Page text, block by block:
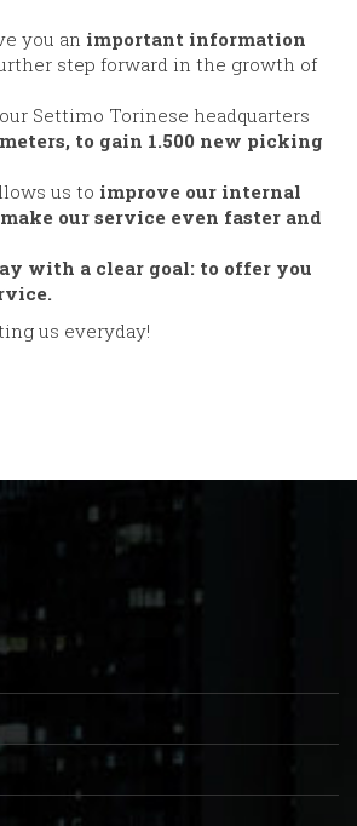
you an important information
step forward in the growth of
Settimo Torinese headquarters
meters, to gain 1.500 new picking
us to improve our internal
make our service even faster and
with a clear goal: to offer you
us everyday!